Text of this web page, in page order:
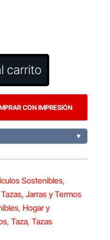
carrito
CON IMPRESIÓN
▼
Sostenibles,
Tazas, Jarras y Termos
, Hogar y
, Taza, Tazas